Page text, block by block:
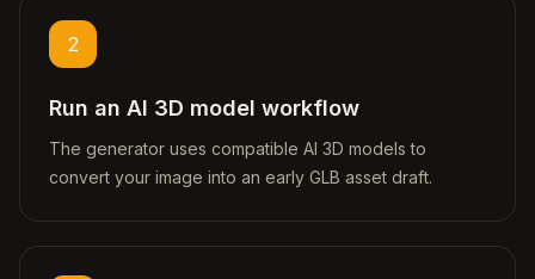
2
Run an AI 3D model workflow
The generator uses compatible AI 3D models to
convert your image into an early GLB asset draft.